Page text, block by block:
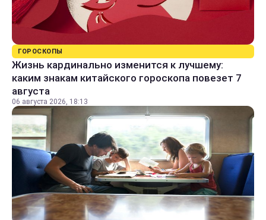
ГОРОСКОПЫ
Жизнь кардинально изменится к лучшему:
каким знакам китайского гороскопа повезет 7
августа
06 августа 2026, 18:13